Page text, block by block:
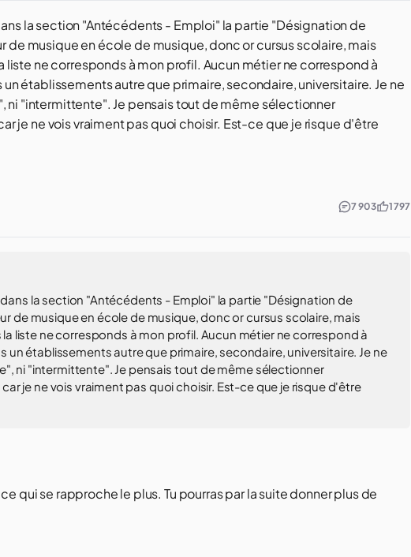
la section "Antécédents - Emploi" la partie "Désignation de
de musique en école de musique, donc or cursus scolaire, mais
liste ne corresponds à mon profil. Aucun métier ne correspond à
établissements autre que primaire, secondaire, universitaire. Je ne
ni "intermittente". Je pensais tout de même sélectionner
je ne vois vraiment pas quoi choisir. Est-ce que je risque d'être
7 903 1 797
la section "Antécédents - Emploi" la partie "Désignation de
de musique en école de musique, donc or cursus scolaire, mais
liste ne corresponds à mon profil. Aucun métier ne correspond à
un établissements autre que primaire, secondaire, universitaire. Je ne
ni "intermittente". Je pensais tout de même sélectionner
je ne vois vraiment pas quoi choisir. Est-ce que je risque d'être
qui se rapproche le plus. Tu pourras par la suite donner plus de